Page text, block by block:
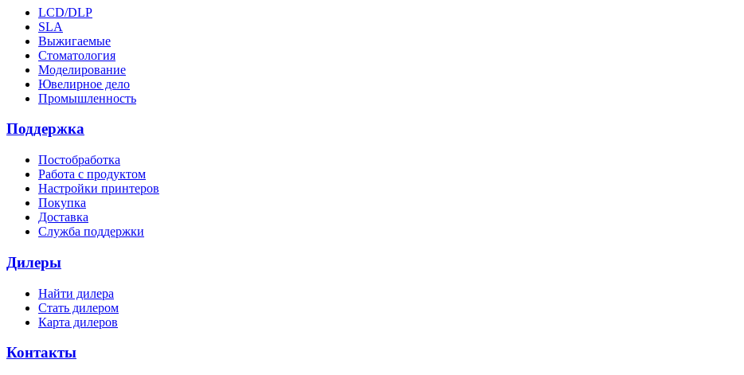
LCD/DLP
SLA
Выжигаемые
Стоматология
Моделирование
Ювелирное дело
Промышленность
Поддержка
Постобработка
Работа с продуктом
Настройки принтеров
Покупка
Доставка
Служба поддержки
Дилеры
Найти дилера
Cтать дилером
Карта дилеров
Контакты